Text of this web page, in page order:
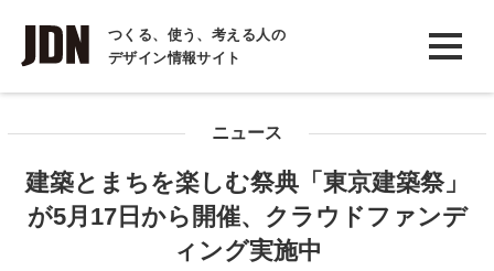
つくる、使う、考える人の
デザイン情報サイト
INTERVIEW
インタビュー
COLUMN
ニュース
建築とまちを楽しむ祭典「東京建築祭」
が5月17日から開催、クラウドファンデ
ィング実施中